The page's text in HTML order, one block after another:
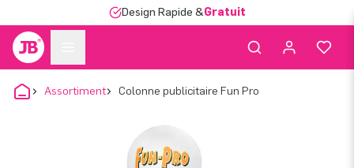
Design Rapide &Gratuit
Assortiment Colonne publicitaire Fun Pro